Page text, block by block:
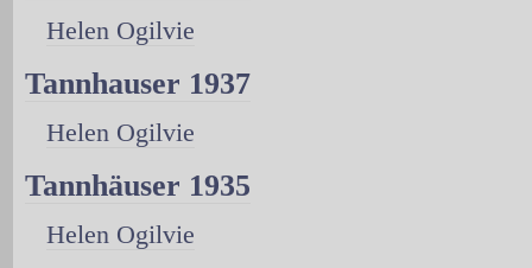
Helen Ogilvie
Tannhauser 1937
Helen Ogilvie
Tannhäuser 1935
Helen Ogilvie